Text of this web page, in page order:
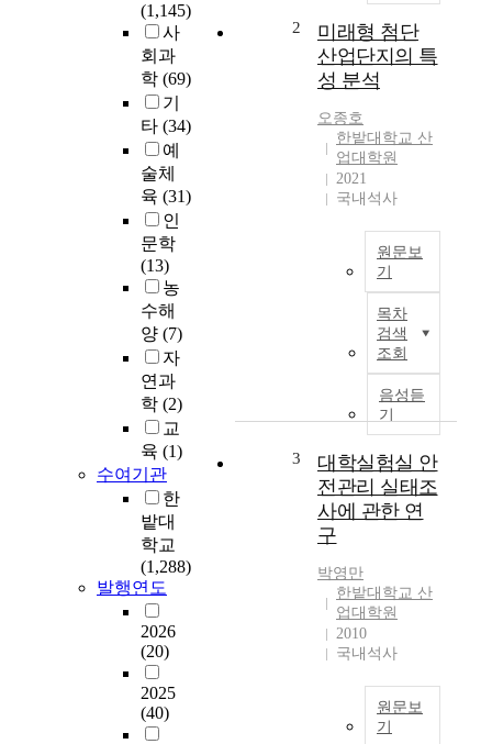
(1,145)
사
회과
학 (69)
기
타 (34)
예
술체
육 (31)
인
문학
(13)
농
수해
양 (7)
자
연과
학 (2)
교
육 (1)
수여기관
한
밭대
학교
(1,288)
발행연도
2026
(20)
2025
(40)
d
2
미래형 첨단
산업단지의 특
성 분석
오종호
한밭대학교 산
업대학원
2021
국내석사
원문보
기
목차
검색
조회
음성듣
기
3
대학실험실 안
전관리 실태조
사에 관한 연
구
박영만
한밭대학교 산
업대학원
2010
국내석사
원문보
기